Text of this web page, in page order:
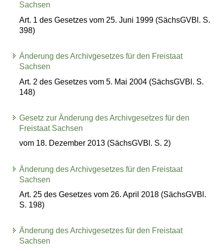
Sachsen
Art. 1 des Gesetzes vom 25. Juni 1999 (SächsGVBl. S.
398)
Änderung des Archivgesetzes für den Freistaat
Sachsen
Art. 2 des Gesetzes vom 5. Mai 2004 (SächsGVBl. S.
148)
Gesetz zur Änderung des Archivgesetzes für den
Freistaat Sachsen
vom 18. Dezember 2013 (SächsGVBl. S. 2)
Änderung des Archivgesetzes für den Freistaat
Sachsen
Art. 25 des Gesetzes vom 26. April 2018 (SächsGVBl.
S. 198)
Änderung des Archivgesetzes für den Freistaat
Sachsen